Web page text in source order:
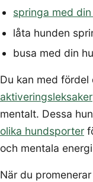
springa med
låta hunden
busa med din
Du kan med
aktiveringsleksaker
mentalt. Dessa
olika hundsporter
och mentala
När du